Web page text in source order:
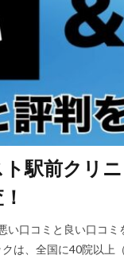
ト駅前クリ
い口コミと良い口コ
は、全国に40院以